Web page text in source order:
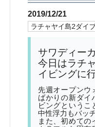
2019/12/21
ラチャヤイ島2ダイ
サワディー
今日はラチ
イビングに
先週オープンウ
ばかりの新ダイ
ビングというこ
中性浮力もバッ
また、初めての